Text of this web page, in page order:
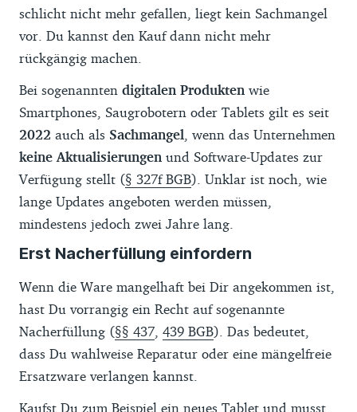
schlicht nicht mehr gefallen, liegt kein Sachmangel
vor. Du kannst den Kauf dann nicht mehr
rückgängig machen.
Bei sogenannten digitalen Produkten wie
Smartphones, Saugrobotern oder Tablets gilt es seit
2022 auch als Sachmangel , wenn das Unternehmen
keine Aktualisierungen und Software-Updates zur
Verfügung stellt (§ 327f BGB). Unklar ist noch, wie
lange Updates angeboten werden müssen,
mindestens jedoch zwei Jahre lang.
Erst Nacherfüllung einfordern
Wenn die Ware mangelhaft bei Dir angekommen ist,
hast Du vorrangig ein Recht auf sogenannte
Nacherfüllung (§§ 437 439 BGB). Das bedeutet,
dass Du wahlweise Reparatur oder eine mängelfreie
Ersatzware verlangen kannst.
Kaufst Du zum Beispiel ein neues Tablet und musst